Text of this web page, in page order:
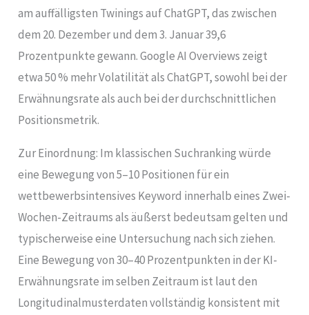
am auffälligsten Twinings auf ChatGPT, das zwischen
dem 20. Dezember und dem 3. Januar 39,6
Prozentpunkte gewann. Google AI Overviews zeigt
etwa 50 % mehr Volatilität als ChatGPT, sowohl bei der
Erwähnungsrate als auch bei der durchschnittlichen
Positionsmetrik.
Zur Einordnung: Im klassischen Suchranking würde
eine Bewegung von 5–10 Positionen für ein
wettbewerbsintensives Keyword innerhalb eines Zwei-
Wochen-Zeitraums als äußerst bedeutsam gelten und
typischerweise eine Untersuchung nach sich ziehen.
Eine Bewegung von 30–40 Prozentpunkten in der KI-
Erwähnungsrate im selben Zeitraum ist laut den
Longitudinalmusterdaten vollständig konsistent mit